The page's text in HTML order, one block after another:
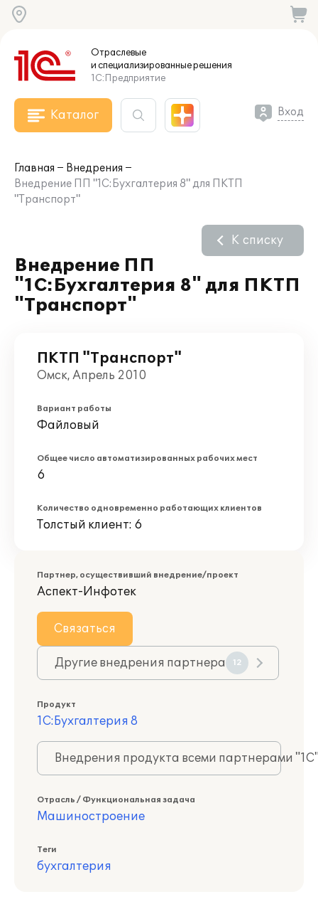
Отраслевые
и специализированныерешения
1С:Предприятие
Каталог Вход
Главная
Внедрения
Внедрение ПП "1С:Бухгалтерия 8" для ПКТП
"Транспорт"
Внедрение ПП
"1С:Бухгалтерия 8" для ПКТП
"Транспорт"
К списку
ПКТП "Транспорт"
Омск, Апрель 2010
Вариант работы
Файловый
Общее число автоматизированных рабочих мест
6
Количество одновременно работающих клиентов
Толстый клиент: 6
Партнер, осуществивший внедрение/проект
Аспект-Инфотек
Связаться
Другие внедрения партнера 12
Продукт
1С:Бухгалтерия 8
Внедрения продукта всеми партнерами
Отрасль / Функциональная задача
Машиностроение
Теги
бухгалтерия